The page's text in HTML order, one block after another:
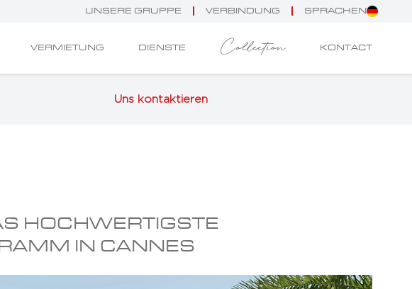
UNSERE GRUPPE VERBINDUNG SPRACHEN
VERMIETUNG DIENSTE Collection KONTACT
Uns kontaktieren
HOCHWERTIGSTE
IN CANNES